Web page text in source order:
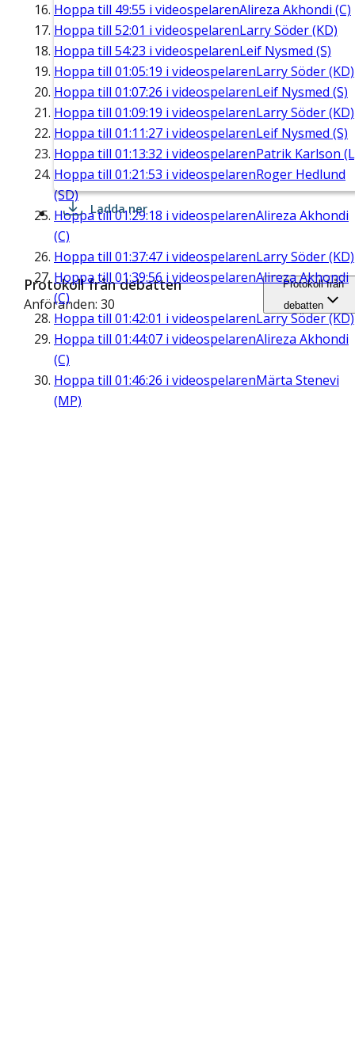
Hoppa till 49:55 i videospelarenAlireza Akhondi (C)
Hoppa till 52:01 i videospelarenLarry Söder (KD)
Hoppa till 54:23 i videospelarenLeif Nysmed (S)
Hoppa till 01:05:19 i videospelarenLarry Söder (KD)
Hoppa till 01:07:26 i videospelarenLeif Nysmed (S)
Hoppa till 01:09:19 i videospelarenLarry Söder (KD)
Hoppa till 01:11:27 i videospelarenLeif Nysmed (S)
Hoppa till 01:13:32 i videospelarenPatrik Karlson
Hoppa till 01:21:53 i videospelarenRoger Hedlund
(SD)
Hoppa till01:29:18 i videospelarenAlireza Akhondi
(C)
Hoppa till 01:37:47 i videospelarenLarry Söder (KD)
Hoppa till 01:39:56 i videospelarenAlireza Akhondi
(C)
Hoppa till 01:42:01 i videospelarenLarry Söder (KD)
Hoppa till 01:44:07 i videospelarenAlireza Akhondi
(C)
Hoppa till 01:46:26 i videospelarenMärta Stenevi
(MP)
Ladda ner
Protokoll från debatten
Anföranden: 30
Protokoll från
debatten